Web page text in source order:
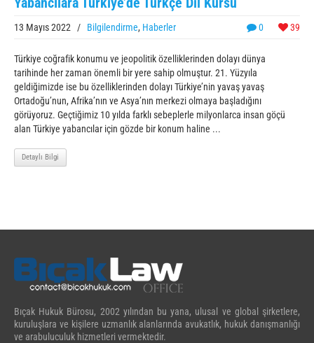
0 39
13 Mayıs 2022 / Bilgilendirme, Haberler
Türkiye coğrafik konumu ve jeopolitik özelliklerinden dolayı dünya
tarihinde her zaman önemli bir yere sahip olmuştur. 21. Yüzyıla
geldiğimizde ise bu özelliklerinden dolayı Türkiye’nin yavaş yavaş
Ortadoğu’nun, Afrika’nın ve Asya’nın merkezi olmaya başladığını
görüyoruz. Geçtiğimiz 10 yılda farklı sebeplerle milyonlarca insan göçü
alan Türkiye yabancılar için gözde bir konum haline ...
Detaylı Bilgi
Bıçak Hukuk Bürosu, 2002 yılından bu yana, ulusal ve global şirketlere,
kuruluşlara ve kişilere uzmanlık alanlarında avukatlık, hukuk danışmanlığı
ve arabuluculuk hizmetleri vermektedir.